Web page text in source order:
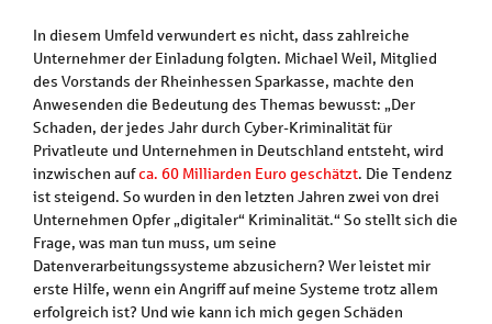
In diesem Umfeld verwundert es nicht, dass zahlreiche
Unternehmer der Einladung folgten. Michael Weil, Mitglied
des Vorstands der Rheinhessen Sparkasse, machte den
Anwesenden die Bedeutung des Themas bewusst: „Der
Schaden, der jedes Jahr durch Cyber-Kriminalität für
Privatleute und Unternehmen in Deutschland entsteht, wird
inzwischen aufca. 60 Milliarden Euro geschätzt. Die Tendenz
ist steigend. So wurden in den letzten Jahren zwei von drei
Unternehmen Opfer „digitaler“ Kriminalität.“ So stellt sich die
Frage, was man tun muss, um seine
Datenverarbeitungssysteme abzusichern? Wer leistet mir
erste Hilfe, wenn ein Angriff auf meine Systeme trotz allem
erfolgreich ist? Und wie kann ich mich gegen Schäden